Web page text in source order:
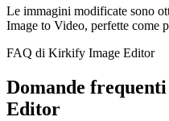
Le immagini modificate sono
Image to Video, perfette come
FAQ di Kirkify Image Editor
Domande
Editor